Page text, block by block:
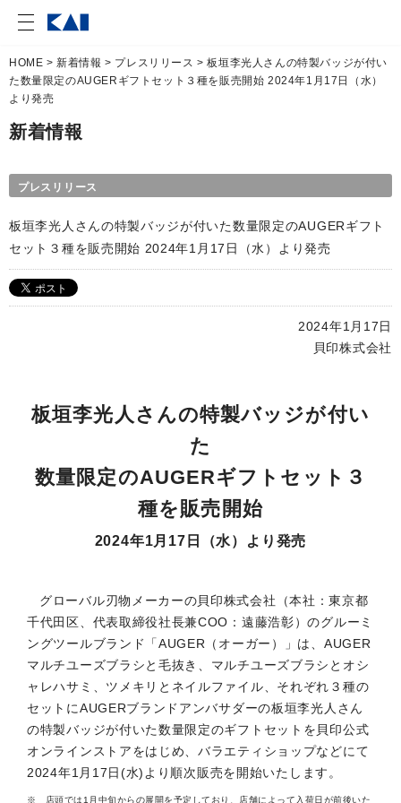
HOME >新着情報 > プレスリリース > 板垣李光人さんの特製バッジが付い
た数量限定のAUGERギフトセット３種を販売開始 2024年1月17日（水）
より発売
新着情報
プレスリリース
板垣李光人さんの特製バッジが付いた数量限定のAUGERギフト
セット３種を販売開始 2024年1月17日（水）より発売
2024年1月17日
貝印株式会社
板垣李光人さんの特製バッジが付い
た
数量限定のAUGERギフトセット３
種を販売開始
2024年1月17日（水）より発売
グローバル刃物メーカーの貝印株式会社（本社：東京都
千代田区、代表取締役社長兼COO：遠藤浩彰）のグルーミ
ングツールブランド「AUGER（オーガー）」は、AUGER
マルチユーズブラシと毛抜き、マルチユーズブラシとオシ
ャレハサミ、ツメキリとネイルファイル、それぞれ３種の
セットにAUGERブランドアンバサダーの板垣李光人さん
の特製バッジが付いた数量限定のギフトセットを貝印公式
オンラインストアをはじめ、バラエティショップなどにて
2024年1月17日(水)より順次販売を開始いたします。
店頭では1月中旬からの展開を予定しており、店舗によって入荷日が前後いた